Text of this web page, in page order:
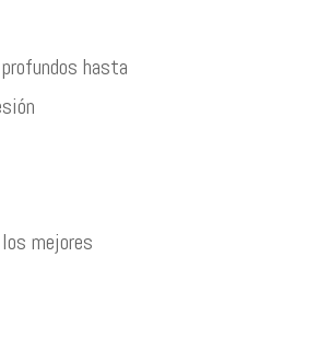
hasta
mejores